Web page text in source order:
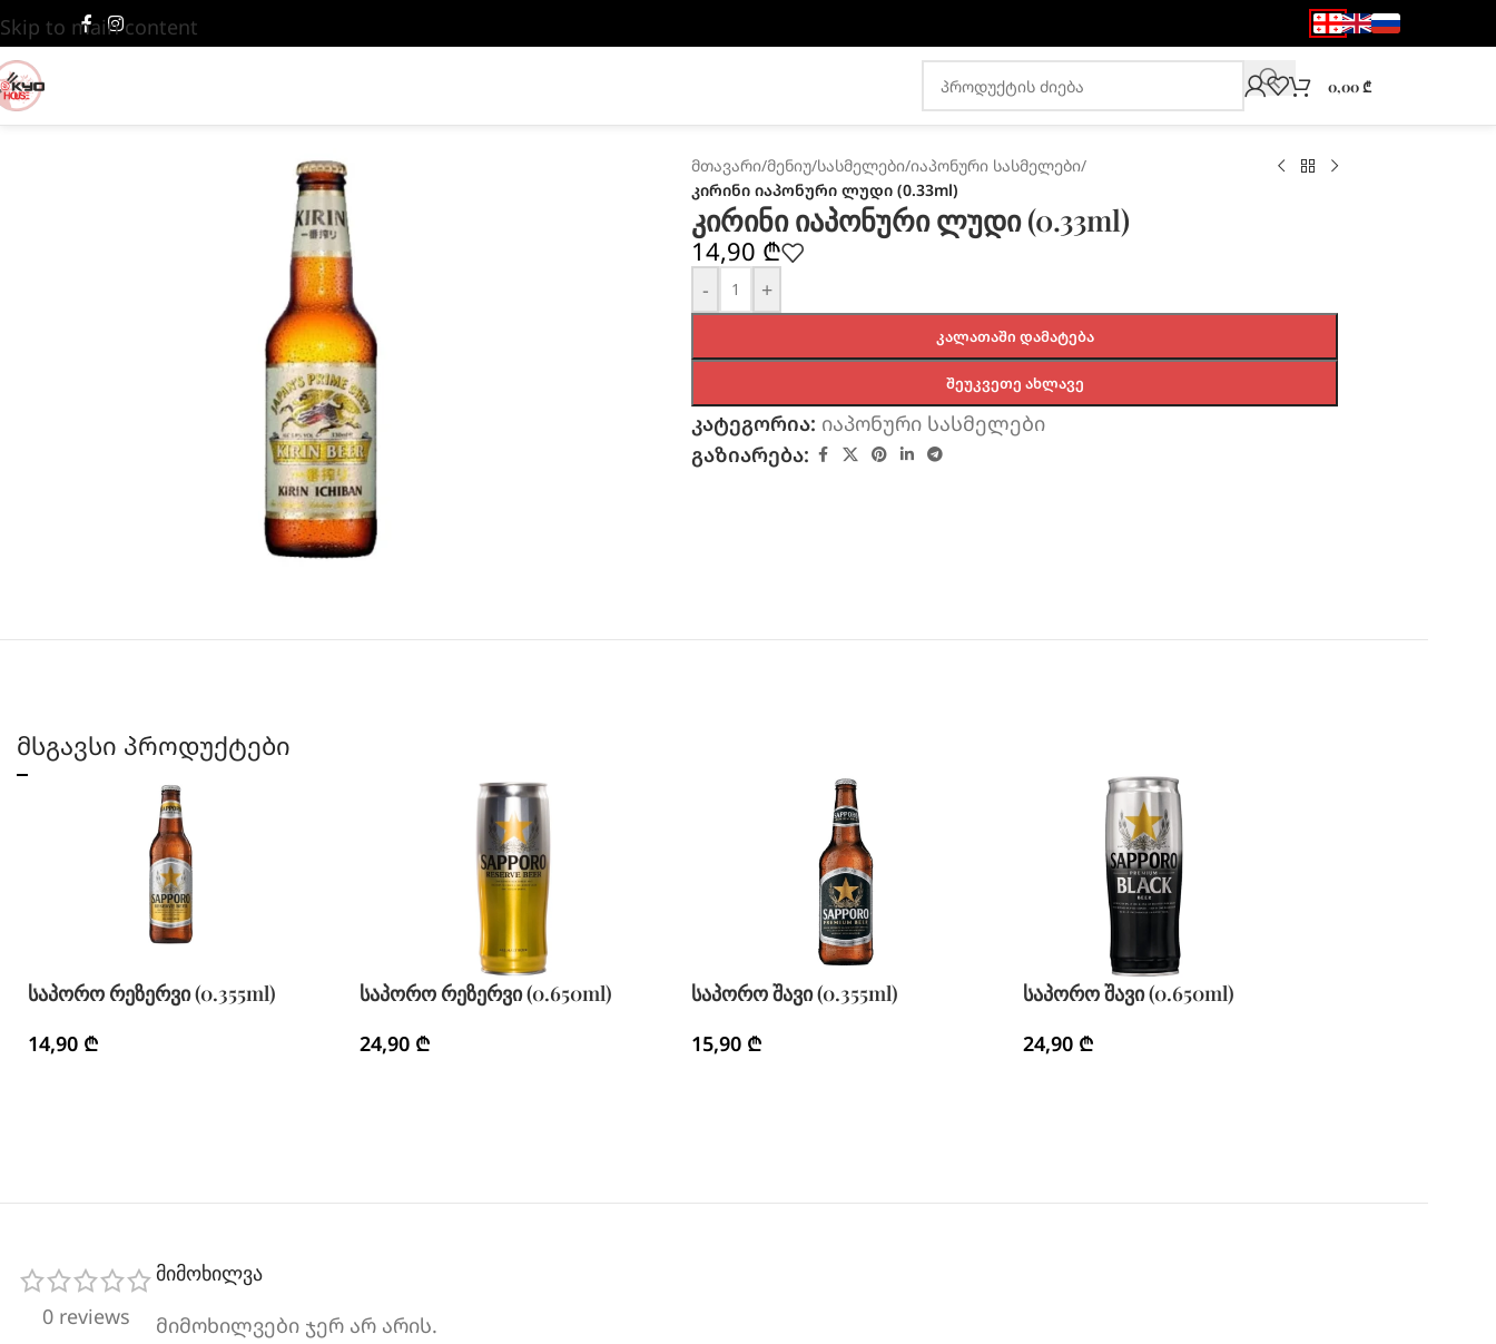
Skip to main content
0,00₾
მთავარი/მენიუ/სასმელები/იაპონური სასმელები/
კირინი იაპონური ლუდი (0.33ml)
კირინი იაპონური ლუდი (0.33ml)
14,90 ₾
- +
ᲙᲐᲚᲐᲗᲐᲨᲘ ᲓᲐᲛᲐᲢᲔᲑᲐ
ᲨᲔᲣᲙᲕᲔᲗᲔ ᲐᲮᲚᲐᲕᲔ
კატეგორია: იაპონური სასმელები
გაზიარება:
მსგავსი პროდუქტები
საპორო რეზერვი (0.355ml)
14,90 ₾
საპორო რეზერვი (0.650ml)
24,90 ₾
საპორო შავი (0.355ml)
15,90 ₾
საპორო შავი (0.650ml)
24,90 ₾
0 reviews
მიმოხილვა
მიმოხილვები ჯერ არ არის.